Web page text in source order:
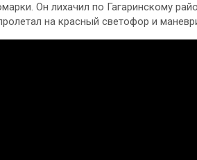
Он лихачил по Гагаринскому
на красный светофор и